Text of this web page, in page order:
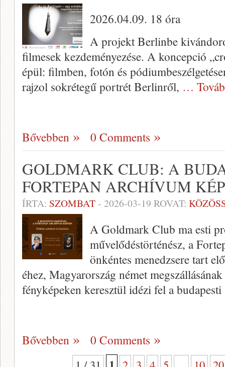
2026.04.09. 18 óra
A projekt Berlinbe
filmesek kezdeményezése. A koncepció
épül: filmben, fotón és
rajzol sokrétegű portrét Berlinről, …
Bővebben 0 Comments
GOLDMARK CLUB: A
FORTEPAN ARCHÍVUM
ÍRTA: SZOMBAT- 2026-03-19 ROVAT:
A Goldmark Club ma esti
művelődéstörténész, a
önkéntes menedzsere tart
éhez, Magyarország német
fényképeken keresztül idézi fel a budapesti
Bővebben 0 Comments